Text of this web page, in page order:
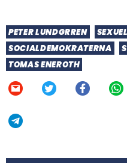
PETER LUNDGRREN
SOCIALDEMOKRATERNA
TOMAS ENEROTH